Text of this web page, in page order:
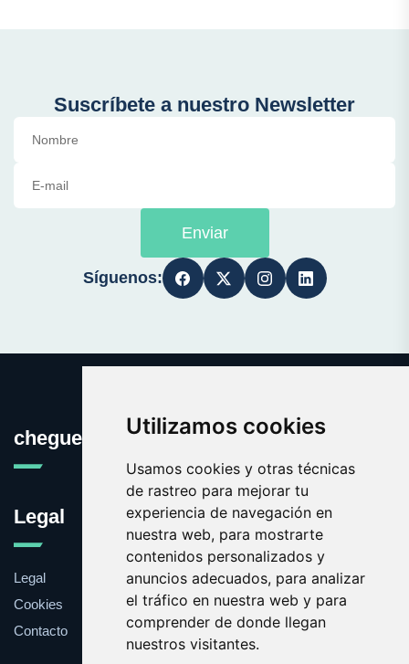
Utilizamos cookies
Usamos cookies y otras técnicas
de rastreo para mejorar tu
experiencia de navegación en
nuestra web, para mostrarte
contenidos personalizados y
anuncios adecuados, para analizar
el tráfico en nuestra web y para
comprender de donde llegan
nuestros visitantes.
Suscríbete a nuestro Newsletter
Enviar
Síguenos:
cheguevara.com.es
Legal
Legal
Cookies
Contacto